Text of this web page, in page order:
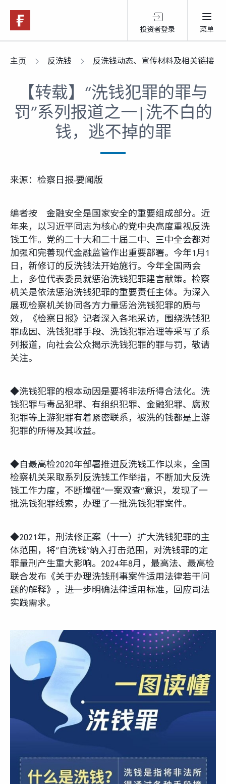
投资者登录 菜单
关于富达
产品服务
富达课堂
养老专区
媒体中心
招贤纳士
多元化和包容性
下载中心
主页 反洗钱 反洗钱动态、宣传材料及相关链接
【转载】“洗钱犯罪的罪与
罚”系列报道之一|洗不白的
钱，逃不掉的罪
来源：检察日报-要闻版
编者按 金融安全是国家安全的重要组成部分。近
年来，以习近平同志为核心的党中央高度重视反洗
钱工作。党的二十大和二十届二中、三中全会都对
加强和完善现代金融监管作出重要部署。今年1月1
日，新修订的反洗钱法开始施行。今年全国两会
上，多位代表委员就惩治洗钱犯罪建言献策。检察
机关是依法惩治洗钱犯罪的重要责任主体。为深入
展现检察机关协同各方力量惩治洗钱犯罪的质与
效，《检察日报》记者深入各地采访，围绕洗钱犯
罪成因、洗钱犯罪手段、洗钱犯罪治理等采写了系
列报道，向社会公众揭示洗钱犯罪的罪与罚，敬请
关注。
◆洗钱犯罪的根本动因是要将非法所得合法化。洗
钱犯罪与毒品犯罪、有组织犯罪、金融犯罪、腐败
犯罪等上游犯罪有着紧密联系，被洗的钱都是上游
犯罪的所得及其收益。
◆自最高检2020年部署推进反洗钱工作以来，全国
检察机关采取系列反洗钱工作举措，不断加大反洗
钱工作力度，不断增强“一案双查”意识，发现了一
批洗钱犯罪线索，办理了一批洗钱犯罪案件。
◆2021年，刑法修正案（十一）扩大洗钱犯罪的主
体范围，将“自洗钱”纳入打击范围，对洗钱罪的定
罪量刑产生重大影响。2024年8月，最高法、最高检
联合发布《关于办理洗钱刑事案件适用法律若干问
题的解释》，进一步明确法律适用标准，回应司法
实践需求。